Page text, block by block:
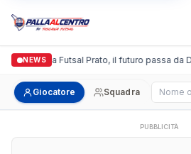
NEWS
Italgronda Futsal Prato, il futuro passa da
Giocatore Squadra Cerca
PUBBLICITÀ